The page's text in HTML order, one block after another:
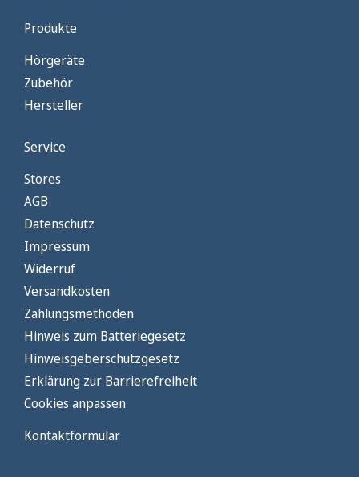
Produkte
Hörgeräte
Zubehör
Hersteller
Service
Stores
AGB
Datenschutz
Impressum
Widerruf
Versandkosten
Zahlungsmethoden
Hinweis zum Batteriegesetz
Hinweisgeberschutzgesetz
Erklärung zur Barrierefreiheit
Cookies anpassen
Kontaktformular